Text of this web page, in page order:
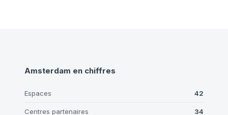
Amsterdam en chiffres
Espaces 42
Centres partenaires 34